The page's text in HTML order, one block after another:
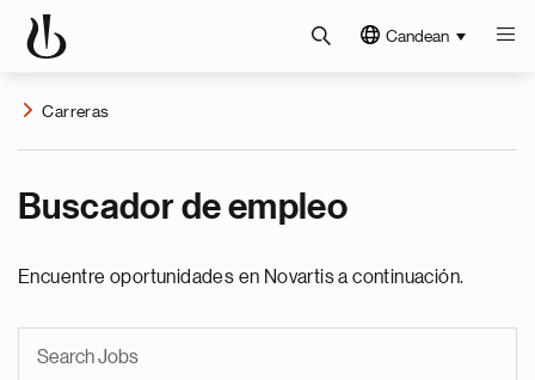
Candean
Carreras
Buscador de empleo
Encuentre oportunidades en Novartis a continuación.